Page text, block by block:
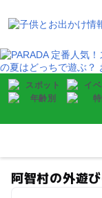
阿智村の外遊